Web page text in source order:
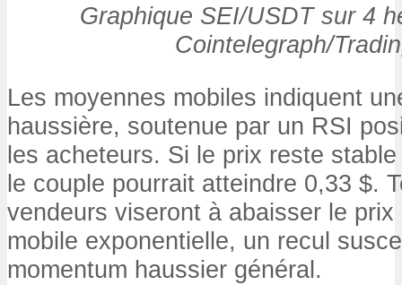
Graphique SEI/USDT sur 4
Cointelegraph/
Les moyennes mobiles indiquent
haussière, soutenue par un RSI
les acheteurs. Si le prix reste
le couple pourrait atteindre 0,33 $.
vendeurs viseront à abaisser le
mobile exponentielle, un recul
momentum haussier général.